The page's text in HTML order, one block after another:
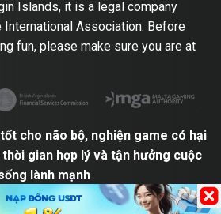
Islands, it is a legal company
Association. Before
fun, please make sure you are at
cho não bộ, nghiện game có hại
gian hợp lý và tận hưởng cuộc
lành mạnh
MG Group Bảo lưu mọi quyền.